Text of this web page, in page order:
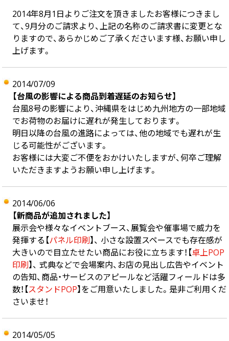
2014年8月1日よりご注文を頂きましたお客様につきまし
て、9月分のご請求より、上記の名称のご請求書に変更とな
りますので、あらかじめご了承くださいます様、お願い申し
上げます。
2014/07/09
【台風の影響による商品到着遅延のお知らせ】
台風8号の影響により、沖縄県をはじめ九州地方の一部地域
でお荷物のお届けに遅れが発生しております。
明日以降の台風の進路によっては、他の地域でも遅れが生
じる可能性がございます。
お客様には大変ご不便をおかけいたしますが、何卒ご理解
いただきますようお願い申し上げます。
2014/06/06
【新商品が追加されました】
展示会や様々なイベントブース、展覧会や催事場で威力を
発揮する【パネル印刷】、 小さな設置スペースでも存在感が
大きいので目立たせたい商品にお役に立ちます！【卓上POP
印刷】、 式典などで会場案内、お店の見出し広告やイベント
の告知、商品・サービスのアピールなど活躍フィールドは多
数！【スタンドPOP】をご用意いたしました。是非ご利用くだ
さいませ！
2014/05/05